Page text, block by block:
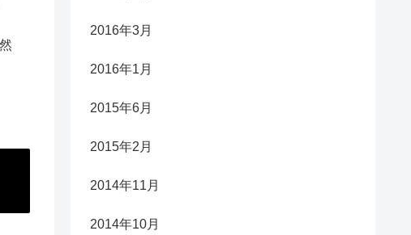
2016年3月
2016年1月
2015年6月
2015年2月
2014年11月
2014年10月